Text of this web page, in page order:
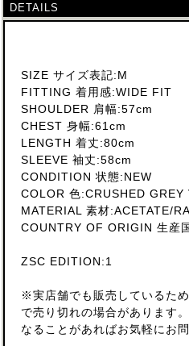
DETAILS
SIZE サイズ表記:M
FITTING 着用感:WIDE FIT
SHOULDER 肩幅:57cm
CHEST 身幅:61cm
LENGTH 着丈:80cm
SLEEVE 袖丈:58cm
CONDITION 状態:NEW
COLOR 色:CRUSHED GREY
MATERIAL 素材:ACETATE/
COUNTRY OF ORIGIN 生産
ZSC EDITION:1
※実店舗でも販売しているた
で売り切れの場合があります
なることがあればお気軽にお